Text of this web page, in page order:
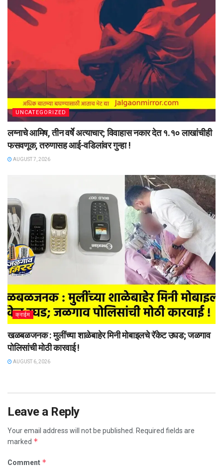
UNCATEGORIZED
लग्नाचे आमिष, तीन वर्षे अत्याचार; विवाहास नकार देत १.१० लाखांचीही
फसवणूक, तरुणासह आई-वडिलांवर गुन्हा !
AUGUST 7, 2026
क्राईम
खळबळजनक : मुलींच्या शाळेबाहेर मिनी मोबाइलचे रॅकेट उघड; जळगाव
पोलिसांची मोठी कारवाई !
AUGUST 6, 2026
Leave a Reply
Your email address will not be published. Required fields are
marked *
Comment *